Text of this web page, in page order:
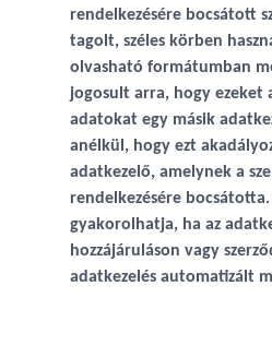
rendelkezésére bocsátott
tagolt, széles körben
olvasható formátumban
jogosult arra, hogy ezeket
adatokat egy másik
anélkül, hogy ezt
adatkezelő, amelynek a
rendelkezésére
gyakorolhatja, ha az
hozzájáruláson vagy
adatkezelés automatizált